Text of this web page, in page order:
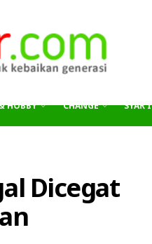
HOBBY CHANGE SYAR’I
Dicegat